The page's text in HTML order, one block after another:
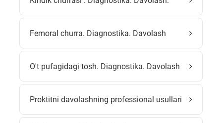
Femoral churra. Diagnostika. Davolash
O't pufagidagi tosh. Diagnostika. Davolash
Proktitni davolashning professional usullari